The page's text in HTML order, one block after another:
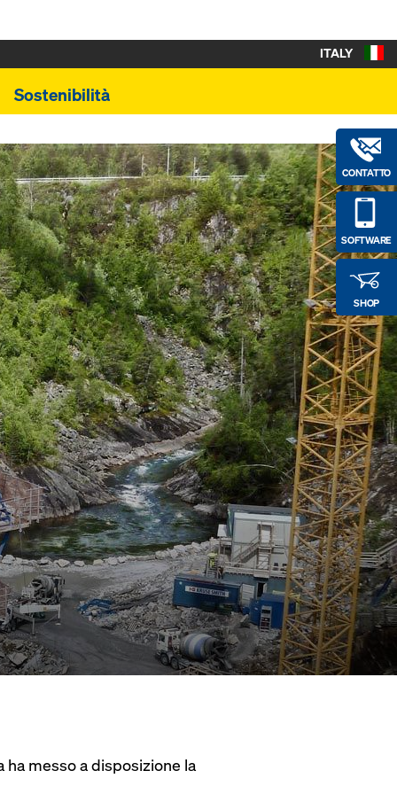
Sostenibilità
CONTATTO
SOFTWARE
SHOP
ITALY
ha messo a disposizione la